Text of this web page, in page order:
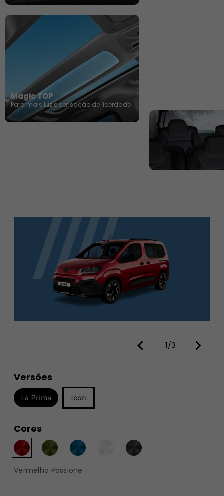
Magic TOP​
Para mais luz e sensação de liberdade
1/3
Versões
La Prima Icon
Cores
Vermelho Passione